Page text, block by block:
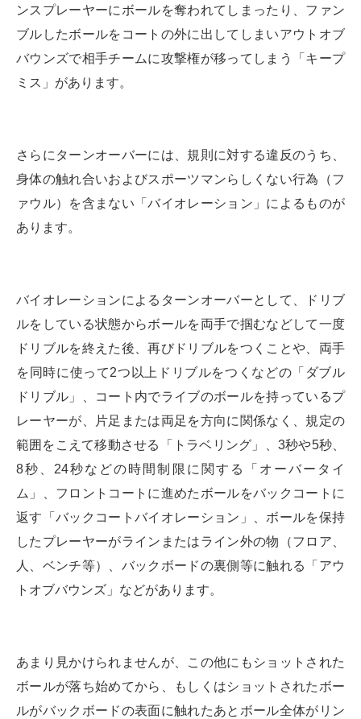
ンスプレーヤーにボールを奪われてしまったり、ファン
ブルしたボールをコートの外に出してしまいアウトオブ
バウンズで相手チームに攻撃権が移ってしまう「キープ
ミス」があります。
さらにターンオーバーには、規則に対する違反のうち、
身体の触れ合いおよびスポーツマンらしくない行為（フ
ァウル）を含まない「バイオレーション」によるものが
あります。
バイオレーションによるターンオーバーとして、ドリブ
ルをしている状態からボールを両手で掴むなどして一度
ドリブルを終えた後、再びドリブルをつくことや、両手
を同時に使って2つ以上ドリブルをつくなどの「ダブル
ドリブル」、コート内でライブのボールを持っているプ
レーヤーが、片足または両足を方向に関係なく、規定の
範囲をこえて移動させる「トラベリング」、3秒や5秒、
8秒、24秒などの時間制限に関する「オーバータイ
ム」、フロントコートに進めたボールをバックコートに
返す「バックコートバイオレーション」、ボールを保持
したプレーヤーがラインまたはライン外の物（フロア、
人、ベンチ等）、バックボードの裏側等に触れる「アウ
トオブバウンズ」などがあります。
あまり見かけられませんが、この他にもショットされた
ボールが落ち始めてから、もしくはショットされたボー
ルがバックボードの表面に触れたあとボール全体がリン